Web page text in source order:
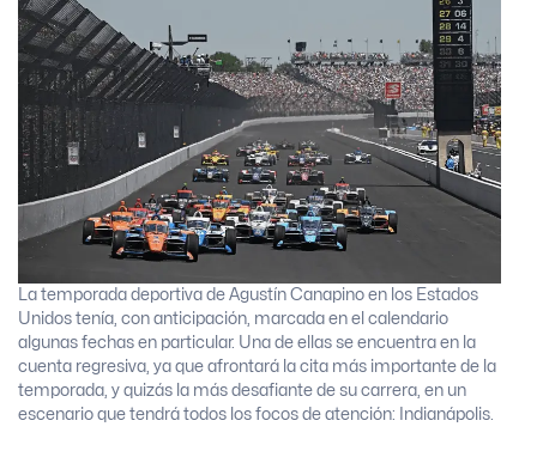
La temporada deportiva de Agustín Canapino en los Estados
Unidos tenía, con anticipación, marcada en el calendario
algunas fechas en particular. Una de ellas se encuentra en la
cuenta regresiva, ya que afrontará la cita más importante de la
temporada, y quizás la más desafiante de su carrera, en un
escenario que tendrá todos los focos de atención: Indianápolis.